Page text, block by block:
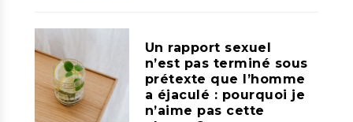
Un rapport sexuel
n’est pas terminé sous
prétexte que l’homme
a éjaculé : pourquoi je
n’aime pas cette